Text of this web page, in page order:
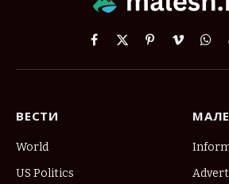
Facebook
X
PinterestVimeo
ВЕСТИ
World
US Politics